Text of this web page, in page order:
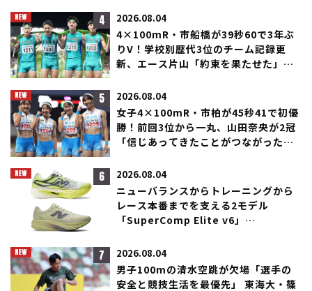
4 2026.08.04
4×100mR・市船橋が39秒60で3年ぶ
りV！学校別歴代3位のチーム記録更
新、エース片山「約束を果たせた」／
5 2026.08.04
女子4×100mR・市柏が45秒41で初優
勝！前回3位から一丸、山田奈央が2冠
「信じあってきたことがつながった」
6 2026.08.04
ニューバランスからトレーニングから
レース本番までを支える2モデル
「SuperComp Elite v6」
7 2026.08.04
男子100mの清水空跳が欠場「選手の
安全と競技生活を最優先」 東海大・篠